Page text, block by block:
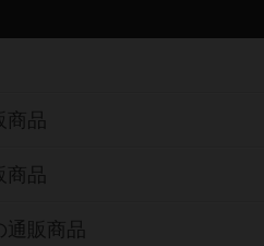
商品
商品
通販商品